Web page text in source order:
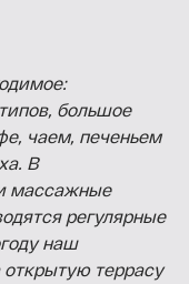
большое
чаем, печеньем
В
массажные
регулярные
наш
открытую террасу